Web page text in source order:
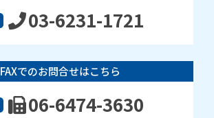
03-6231-1721
FAXでのお問合せはこちら
06-6474-3630